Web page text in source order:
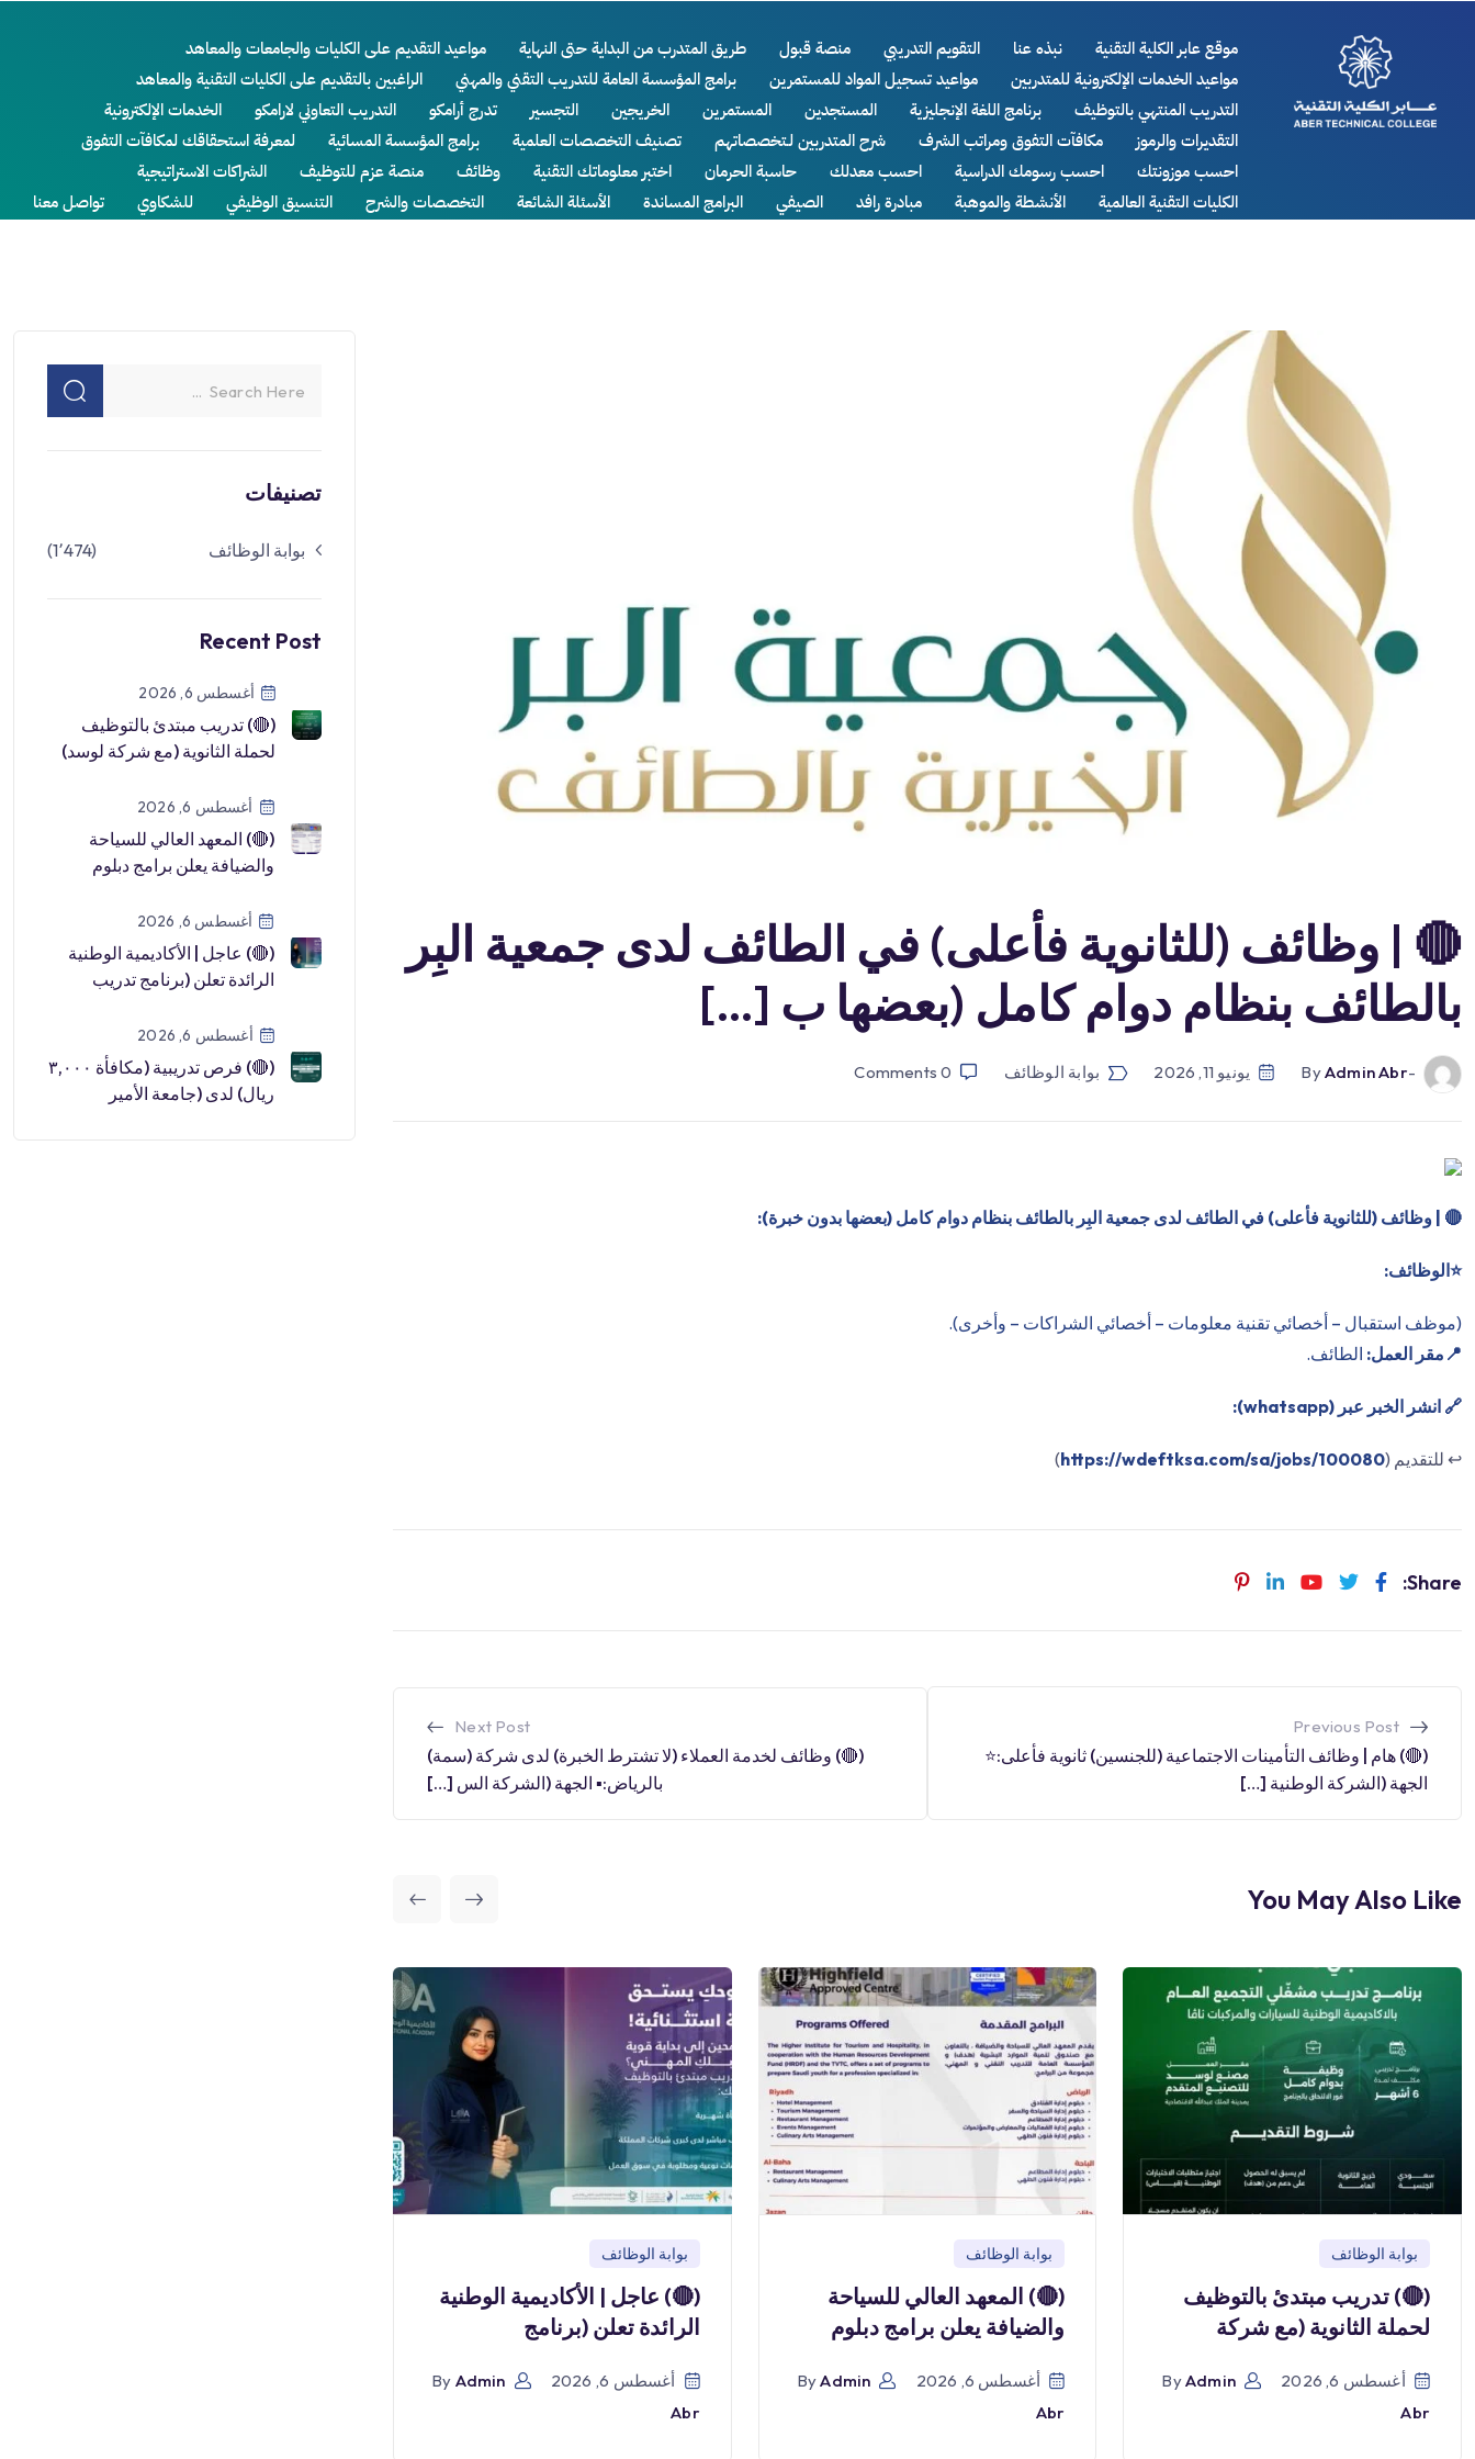
موقع عابر الكلية التقنية نبذه عنا التقويم التدريبي منصة قبول طريق المتدرب من البداية حتى النهاية
مواعيد التقديم على الكليات والجامعات والمعاهد
مواعيد الخدمات الإلكترونية للمتدربين
مواعيد تسجيل المواد للمستمرين برامج المؤسسة العامة للتدريب التقني والمهني
الراغبين بالتقديم على الكليات التقنية والمعاهد
التدريب المنتهي بالتوظيف
برنامج اللغة الإنجليزية المستجدين المستمرين الخريجين التجسير تدرج أرامكو التدريب التعاوني لارامكو
الخدمات الإلكترونية
التقديرات والرموز
مكافآت التفوق ومراتب الشرف شرح المتدربين لـتخصصاتهم تصنيف التخصصات العلمية برامج المؤسسة المسائية
لمعرفة استحقاقك لمكافآت التفوق
احسب موزونتك
احسب رسومك الدراسية احسب معدلك حاسبة الحرمان اختبر معلوماتك التقنية وظائف منصة عزم للتوظيف
الشراكات الاستراتيجية
الكليات التقنية العالمية
الأنشطة والموهبة مبادرة رافد الصيفي البرامج المساندة الأسئلة الشائعة التخصصات والشرح التنسيق الوظيفي للشكاوي تواصل معنا
🔴 | وظائف (للثانوية فأعلى) في الطائف لدى جمعية البِر
بالطائف بنظام دوام كامل (بعضها ب […]
-by
Admin Abr يونيو 11, 2026 بوابة الوظائف 0
Comments
🔴 | وظائف (للثانوية فأعلى) في الطائف لدى جمعية البِر بالطائف بنظام دوام كامل (بعضها بدون خبرة):
⭐️الوظائف:
(موظف استقبال – أخصائي تقنية معلومات – أخصائي الشراكات – وأخرى).
📍مقر العمل: الطائف.
🔗 انشر الخبر عبر (whatsapp):
↩️ للتقديم (https://wdeftksa.com/sa/jobs/100080
)
Share:
Previous Post
(🔴) هام | وظائف التأمينات الاجتماعية (للجنسين) ثانوية فأعلى:⭐️
الجهة (الشركة الوطنية […]
Next Post
(🔴) وظائف لخدمة العملاء (لا تشترط الخبرة) لدى شركة (سمة)
بالرياض:▪️ الجهة (الشركة الس […]
You May Also Like
بوابة الوظائف
(🔴) تدريب مبتدئ بالتوظيف
لحملة الثانوية (مع شركة
أغسطس 6, 2026 ByAdmin
Abr
بوابة الوظائف
(🔴) المعهد العالي للسياحة
والضيافة يعلن برامج دبلوم
أغسطس 6, 2026 ByAdmin
Abr
بوابة الوظائف
(🔴) عاجل | الأكاديمية الوطنية
الرائدة تعلن (برنامج
أغسطس 6, 2026 By Admin
Abr
تصنيفات
بوابة الوظائف (1٬474)
Recent Post
أغسطس 6, 2026
(🔴) تدريب مبتدئ بالتوظيف
لحملة الثانوية (مع شركة لوسد)
[…]أغسطس 6, 2026
(🔴) المعهد العالي للسياحة
والضيافة يعلن برامج دبلوم
إدا […]أغسطس 6, 2026
(🔴) عاجل | الأكاديمية الوطنية
الرائدة تعلن (برنامج تدريب
[…]أغسطس 6, 2026
(🔴) فرص تدريبية (مكافأة ٣,٠٠٠
ريال) لدى (جامعة الأمير